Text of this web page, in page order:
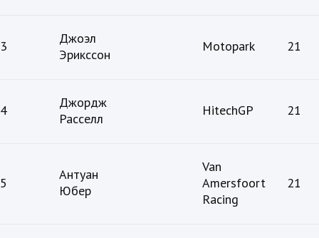
3
Джоэл
Эрикссон
Motopark 21
4
Джордж
Расселл
HitechGP 21
5
Антуан
Юбер
Van
Amersfoort
Racing
21